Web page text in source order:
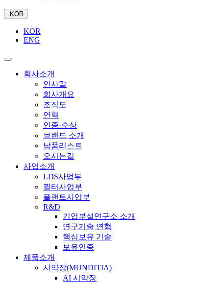
KOR
KOR
ENG
회사소개
인사말
회사개요
조직도
연혁
인증·수상
브랜드 소개
납품리스트
오시는길
사업소개
LDS사업부
필터사업부
플랜트사업부
R&D
기업부설연구소 소개
연구기술 연혁
핵심보유 기술
보유인증
제품소개
시약장(MUNDITIA)
AI 시약장